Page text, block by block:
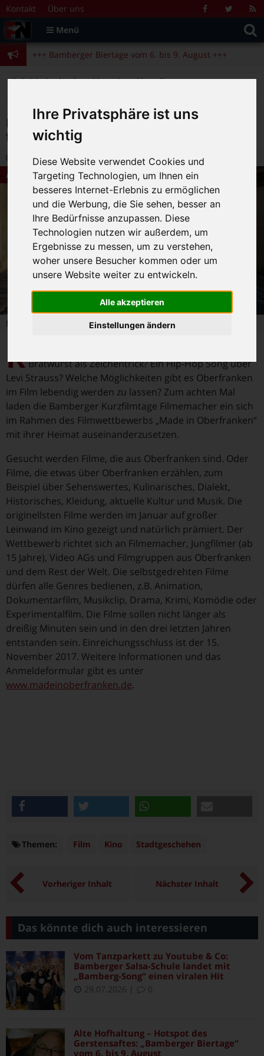
Ihre Privatsphäre ist uns
wichtig
Diese Website verwendet Cookies und
Targeting Technologien, um Ihnen ein
besseres Internet-Erlebnis zu ermöglichen
und die Werbung, die Sie sehen, besser an
Ihre Bedürfnisse anzupassen. Diese
Technologien nutzen wir außerdem, um
Ergebnisse zu messen, um zu verstehen,
woher unsere Besucher kommen oder um
unsere Website weiter zu entwickeln.
Alle akzeptieren
Einstellungen ändern
Zum Inhalt springen
Kontakt Über uns FacebookTwitter
Menü
Suche
nach:
+++ Bamberger Biertage vom 6. bis 9. August +++
+++ Blues- und Jazzfestival vom 31.7. bis 9.8. +++
+++ Bamberger Biertage vom 6. bis 9. August +++
+++ Blues- und Jazzfestival vom 31.7. bis 9.8. +++
Fränkische Nacht>Magazin>Aktuelles>
Made in Oberfranken – Filmwettbewerb
für oberfränkische Kurzfilme
3.10.2017 17:30 | FN-Redaktion |
0
Aktuelles
Made in Oberfranken
R Bratwurst als Zeichentrick? Ein Hip-Hop Song über
Levi Strauss? Welche Möglichkeiten gibt es Oberfranken
im Film lebendig werden zu lassen? Zum achten Mal
laden die Bamberger Kurzfilmtage Filmemacher ein sich
im Rahmen des Filmwettbewerbs „Made in Oberfranken“
mit ihrer Heimat auseinanderzusetzen.
Gesucht werden Filme, die aus Oberfranken sind. Oder
Filme, die etwas über Oberfranken erzählen, zum
Beispiel über Sehenswertes, Kulinarisches, Dialekt,
Historisches, Kleidung, aktuelle Kultur und Musik. Die
originellsten Filme werden im Januar auf großer
Leinwand im Kino gezeigt und natürlich prämiert. Der
Wettbewerb richtet sich an Filmemacher, Jungfilmer (ab
15 Jahre), Video AGs und Filmgruppen aus Oberfranken
und dem Rest der Welt. Die selbstgedrehten Filme
dürfen alle Genres bedienen, z.B. Animation,
Dokumentarfilm, Musikclip, Drama, Krimi, Komödie oder
Experimentalfilm. Die Filme sollen nicht länger als
dreißig Minuten sein und in den drei letzten Jahren
entstanden sein. Einreichungsschluss ist der 15.
November 2017. Weitere Informationen und das
Anmeldeformular gibt es unter
www.madeinoberfranken.de.
Themen: Themen
Film Kino Stadtgeschehen
Vorheriger Inhalt Nächster Inhalt
Das könnte dich auch interessieren
Vom Tanzparkett zu Youtube & Co:
Bamberger Salsa-Schule landet mit
„Bamberg-Song“ einen viralen Hit
29.07.2026 0
Alte Hofhaltung – Hotspot des
Gerstensaftes: „Bamberger Biertage“
vom 6. bis 9. August